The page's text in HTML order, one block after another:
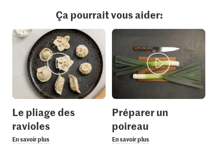
Ça pourrait vous aider:
Le pliage des
ravioles
En savoir plus
Préparer un
poireau
En savoir plus